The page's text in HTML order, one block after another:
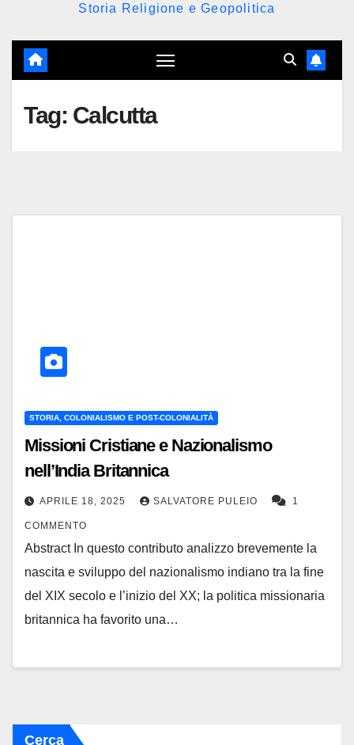
Storia Religione e Geopolitica
Tag: Calcutta
STORIA, COLONIALISMO E POST-COLONIALITÀ
Missioni Cristiane e Nazionalismo
nell’India Britannica
APRILE 18, 2025 SALVATORE PULEIO 1
COMMENTO
Abstract In questo contributo analizzo brevemente la
nascita e sviluppo del nazionalismo indiano tra la fine
del XIX secolo e l’inizio del XX; la politica missionaria
britannica ha favorito una…
Cerca